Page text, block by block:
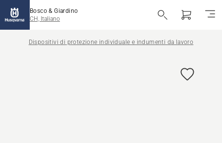
Bosco & Giardino
CH, Italiano
Dispositivi di protezione individuale e indumenti da lavoro